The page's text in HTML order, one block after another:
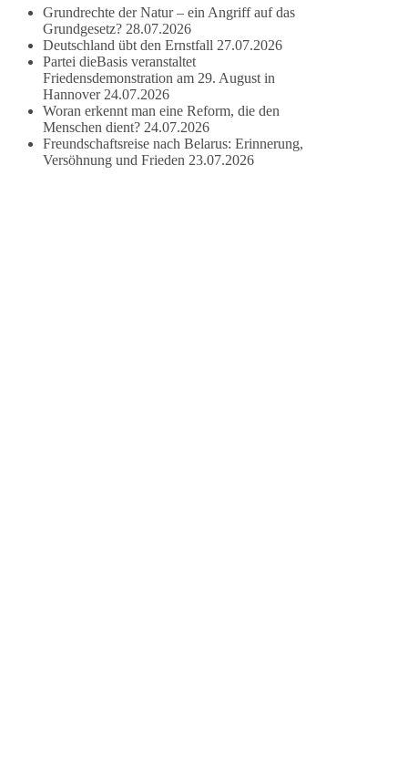
#friedenspartei
377 Auf Facebook ansehen
DieBasis
2 Tage(n) zuvor
Wusstest du, dass ein guter Antrag nicht besser
Grundrechte der Natur – ein Angriff auf das
Grundgesetz? 28.07.2026
Deutschland übt den Ernstfall 27.07.2026
Partei dieBasis veranstaltet
Friedensdemonstration am 29. August in
Hannover 24.07.2026
Woran erkennt man eine Reform, die den
Menschen dient? 24.07.2026
Freundschaftsreise nach Belarus: Erinnerung,
Versöhnung und Frieden 23.07.2026